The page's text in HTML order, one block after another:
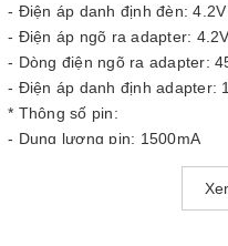
- Điện áp danh định đèn: 4.2V
- Điện áp ngõ ra adapter:
- Dòng điện ngõ ra adapter:
- Điện áp danh định adapter:
* Thông số pin:
- Dung lượng pin: 1500mA
- Điện áp định mức: 3.7V
- Thời gian sạc đầy: 8 - 10h